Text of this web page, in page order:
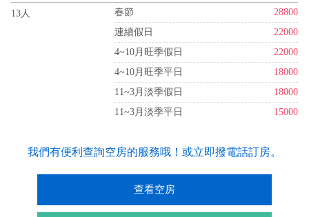
13人 春節
28800
連續假日
22000
4~10月旺季假日
22000
4~10月旺季平日
18000
11~3月淡季假日
18000
11~3月淡季平日
15000
我們有便利查詢空房的服務哦！或立即撥電話訂房。
查看空房